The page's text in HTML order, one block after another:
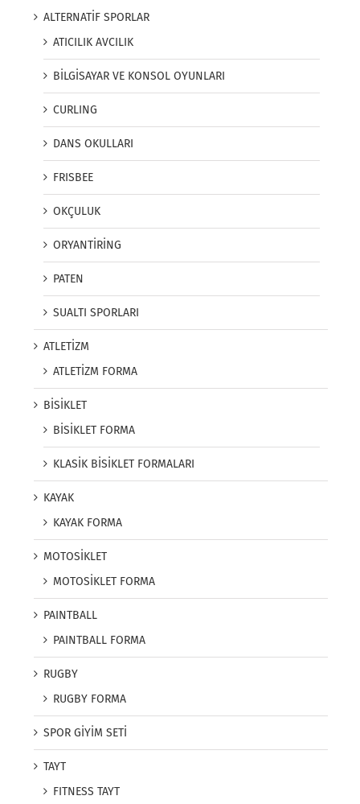
ALTERNATİF SPORLAR
ATICILIK AVCILIK
BİLGİSAYAR VE KONSOL OYUNLARI
CURLING
DANS OKULLARI
FRISBEE
OKÇULUK
ORYANTİRİNG
PATEN
SUALTI SPORLARI
ATLETİZM
ATLETİZM FORMA
BİSİKLET
BİSİKLET FORMA
KLASİK BİSİKLET FORMALARI
KAYAK
KAYAK FORMA
MOTOSİKLET
MOTOSİKLET FORMA
PAINTBALL
PAINTBALL FORMA
RUGBY
RUGBY FORMA
SPOR GİYİM SETİ
TAYT
FITNESS TAYT